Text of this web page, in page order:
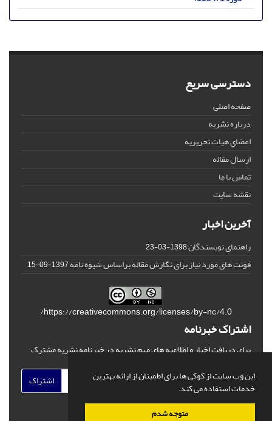
این وب سایت از کوکی ها برای اطمینان از ارائه بهترین
خدمات استفاده می کند.
متوجه شدم
دسترسی سریع
صفحه اصلی
درباره نشریه
اعضای هیات تحریریه
ارسال مقاله
تماس با ما
نقشه سایت
آخرین اخبار
راهنمای نویسندگان1398-03-23
فونت های مورد نیاز برای نگارش مقاله براساس شیوه نامه1397-09-15
https://creativecommons.org/licenses/by-nc/4.0/
اشتراک خبرنامه
برای دریافت اخبار و اطلاعیه های مهم نشریه در خبرنامه نشریه مشترک
اشتراک